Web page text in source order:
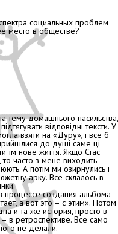
социальных проблем
место в обществе?
тему домашнього насильства,
відповідні тексти. У
взяти на «Дуру», і все б
до душі саме ці
їм нове життя. Якщо Стас
то часто з мене виходить
А потім ми озирнулись і
арку. Все склалось в
процессе создания альбома
а вот это – с этим». Потом
и та же история, просто в
в ретроспективе. Все само
не делали.